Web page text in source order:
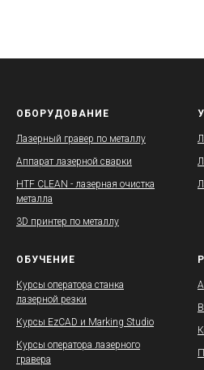
ОБОРУДОВАНИЕ
Лазерный гравер по металлу
Аппарат лазерной сварки
HTF CLEAN - лазерная очистка
металла
3D принтер по металлу
ОБУЧЕНИЕ
Курсы оператора станка
лазерной резки
Курсы EzCAD и Marking Studio
Курсы оператора лазерного
гравера